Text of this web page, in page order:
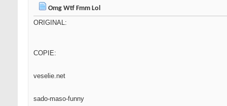
Omg Wtf Fmm Lol
ORIGINAL:
COPIE:
veselie.net
sado-maso-funny